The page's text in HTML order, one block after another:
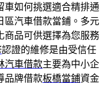
車如何挑選適合精排通
區汽車借款當鋪。多元
商品可供選擇為您服務
認證的維修是由受信任
汽車借款主要為中小企
品牌借款板橋當鋪資金